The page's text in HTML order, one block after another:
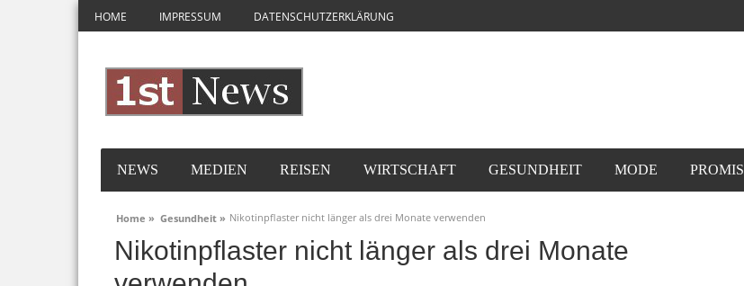
HOME IMPRESSUM DATENSCHUTZERKLÄRUNG
NEWS MEDIEN REISEN WIRTSCHAFT GESUNDHEIT MODE PROMIS
Home » Gesundheit » Nikotinpflaster nicht länger als drei Monate verwenden
Nikotinpflaster nicht länger als drei Monate